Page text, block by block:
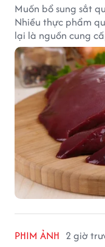
Muốn bổ sung sắt
Nhiều thực phẩm
lại là nguồn cung
PHIM ẢNH 2 giờ